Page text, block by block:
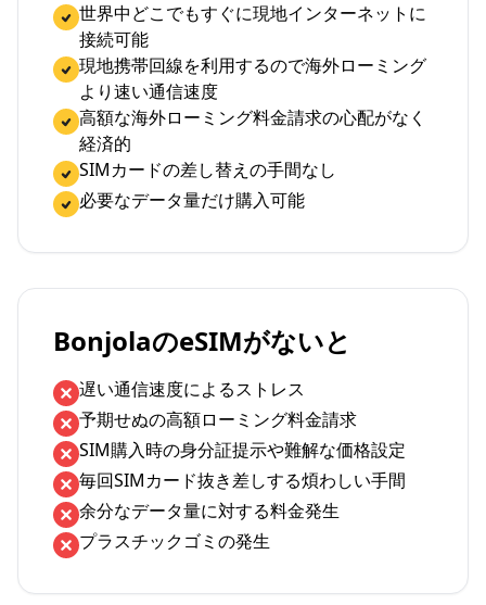
世界中どこでもすぐに現地インターネットに
接続可能
現地携帯回線を利用するので海外ローミング
より速い通信速度
高額な海外ローミング料金請求の心配がなく
経済的
SIMカードの差し替えの手間なし
必要なデータ量だけ購入可能
BonjolaのeSIMがないと
遅い通信速度によるストレス
予期せぬの高額ローミング料金請求
SIM購入時の身分証提示や難解な価格設定
毎回SIMカード抜き差しする煩わしい手間
余分なデータ量に対する料金発生
プラスチックゴミの発生